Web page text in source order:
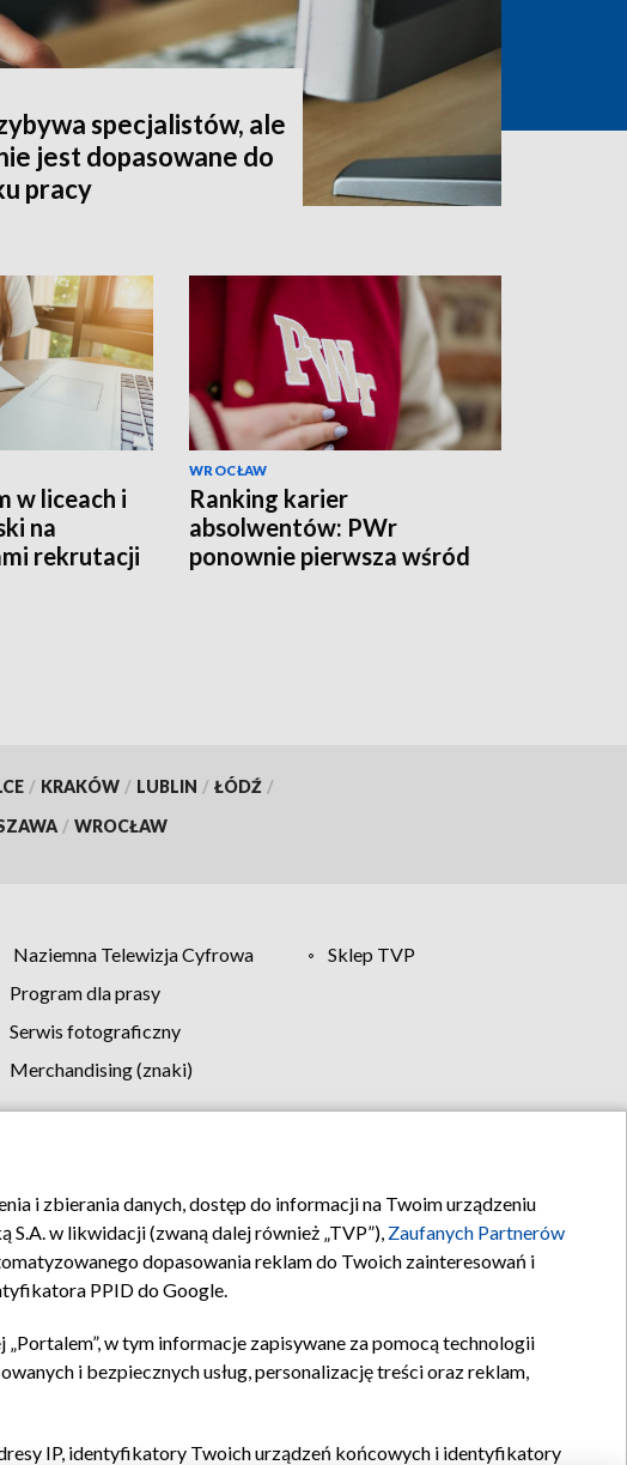
specjalistów, ale
jest dopasowane do
pracy
w liceach i
na
rekrutacji
WROCŁAW
Ranking karier
absolwentów: PWr
ponownie pierwsza wśród
/ KRAKÓW / LUBLIN / ŁÓDŹ /
/ WROCŁAW
Naziemna Telewizja Cyfrowa
Sklep TVP
Program dla prasy
Serwis fotograficzny
Merchandising (znaki)
Biuro reklamy Kontakt
i zbierania danych, dostęp do informacji na Twoim urządzeniu
w likwidacji (zwaną dalej również „TVP”), Zaufanych Partnerów
dopasowania reklam do Twoich zainteresowań i
PPID do Google.
„Portalem”, w tym informacje zapisywane za pomocą technologii
i bezpiecznych usług, personalizację treści oraz reklam,
IP, identyfikatory Twoich urządzeń końcowych i identyfikatory